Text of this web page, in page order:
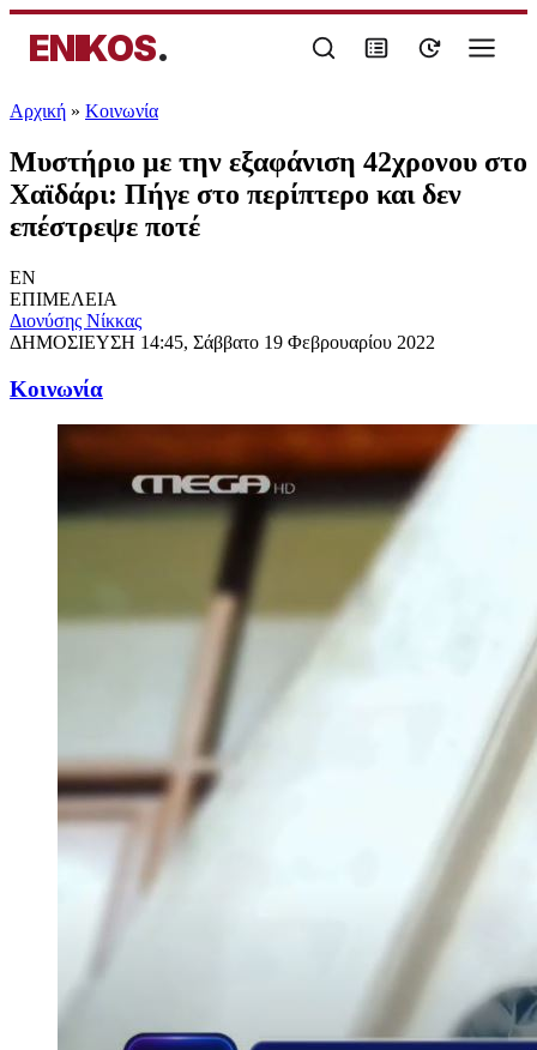
ENIKOS.
Αρχική » Κοινωνία
Μυστήριο με την εξαφάνιση 42χρονου στο
Χαϊδάρι: Πήγε στο περίπτερο και δεν
επέστρεψε ποτέ
EN
ΕΠΙΜΕΛΕΙΑ
Διονύσης Νίκκας
ΔΗΜΟΣΙΕΥΣΗ 14:45, Σάββατο 19 Φεβρουαρίου 2022
Κοινωνία